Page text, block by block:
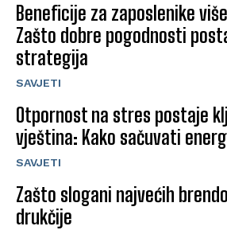
Beneficije za zaposlenike
Zašto dobre pogodnosti
strategija
SAVJETI
Otpornost na stres postaje
vještina: Kako sačuvati
SAVJETI
Zašto slogani najvećih
drukčije